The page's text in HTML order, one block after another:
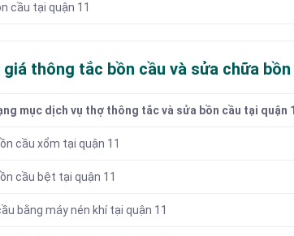
cầu tại quận 11
giá thông tắc bồn cầu và sửa chữa
mục dịch vụ thợ thông tắc và sửa bồn cầu tại quận
cầu xổm tại quận 11
cầu bệt tại quận 11
bằng máy nén khí tại quận 11